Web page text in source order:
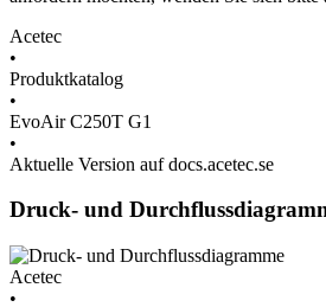
Acetec
•
Produktkatalog
•
EvoAir C250T G1
•
Aktuelle Version auf docs.acetec.se
Druck- und
Acetec
•